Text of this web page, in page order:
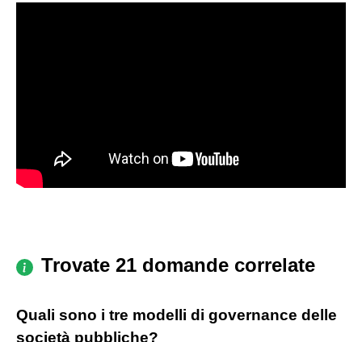
Trovate 21 domande correlate
Quali sono i tre modelli di governance delle
società pubbliche?